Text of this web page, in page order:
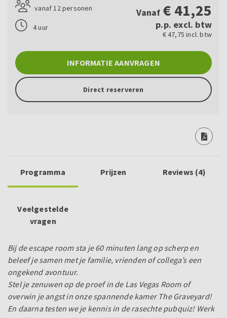
vanaf 12 personen
4 uur
Vanaf € 41,25
p.p. excl. btw
€ 47,75 incl. btw
INFORMATIE AANVRAGEN
Direct reserveren
Programma Prijzen Reviews (4)
Veelgestelde
vragen
Bij de escape room sta je 60 minuten lang op scherp en
beleef je samen met je familie, vrienden of collega’s een
ongekend avontuur.
Stel je zenuwen op de proef in de Las Vegas Room of
overwin je angst in onze spannende kamer The Graveyard!
En daarna testen we je kennis in de rasechte pubquiz! Werk